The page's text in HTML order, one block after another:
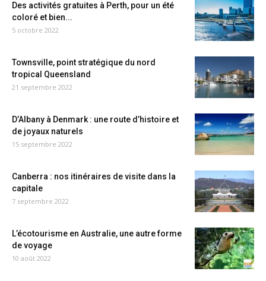
Des activités gratuites à Perth, pour un été
coloré et bien...
5 octobre 2022
Townsville, point stratégique du nord
tropical Queensland
21 septembre 2022
D’Albany à Denmark : une route d’histoire et
de joyaux naturels
15 septembre 2022
Canberra : nos itinéraires de visite dans la
capitale
7 septembre 2022
L’écotourisme en Australie, une autre forme
de voyage
10 août 2022